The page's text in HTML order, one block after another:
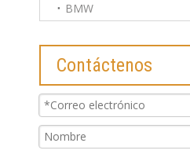
BMW
Contáctenos